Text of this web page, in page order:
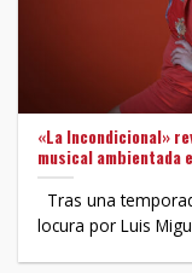
«La Incondicional»
musical ambientada
Tras una
locura por Luis